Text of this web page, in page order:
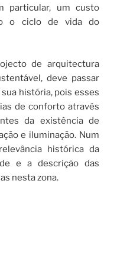
particular, um custo
o ciclo de vida do
de arquitectura
deve passar
história, pois esses
de conforto através
da existência de
e iluminação. Num
histórica da
e a descrição das
nesta zona.